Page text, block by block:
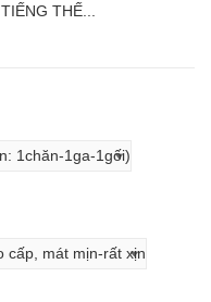
THẾ...